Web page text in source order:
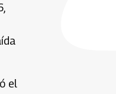
el